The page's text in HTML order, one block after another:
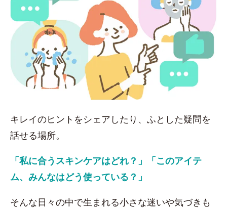
キレイのヒントをシェアしたり、ふとした疑問を
話せる場所。
「私に合うスキンケアはどれ？」「このアイテ
ム、みんなはどう使っている？」
そんな日々の中で生まれる小さな迷いや気づきも